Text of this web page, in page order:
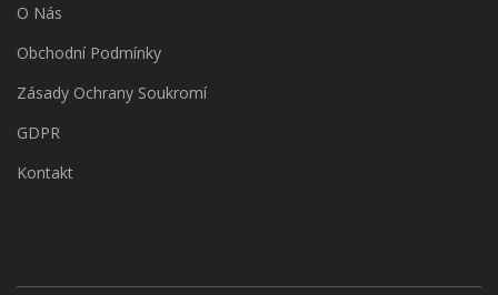
O Nás
Obchodní Podmínky
Zásady Ochrany Soukromí
GDPR
Kontakt